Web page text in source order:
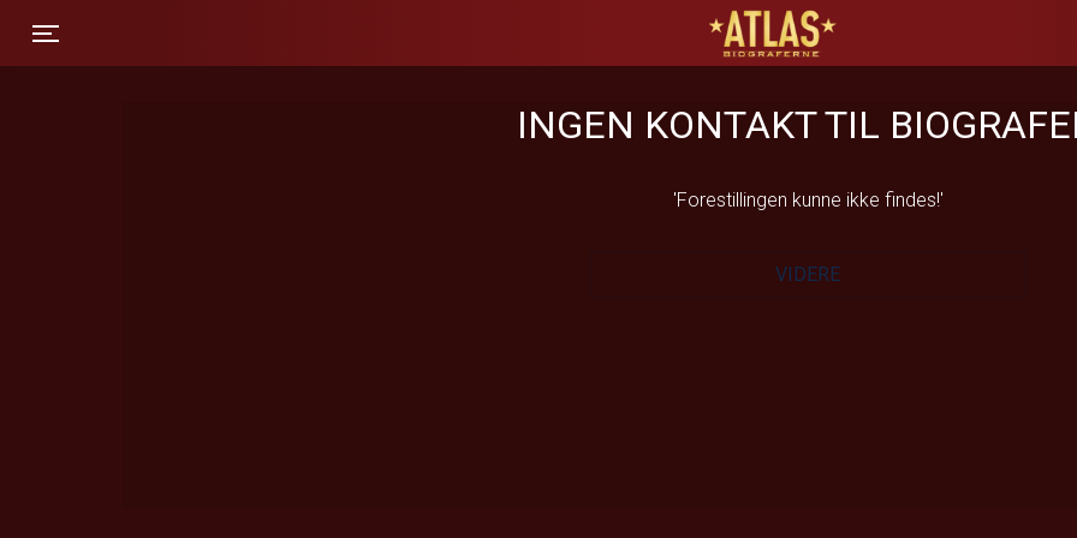
ATLAS Biograferne
INGEN KONTAKT TIL
'Forestillingen kunne ikke findes!'
VIDERE